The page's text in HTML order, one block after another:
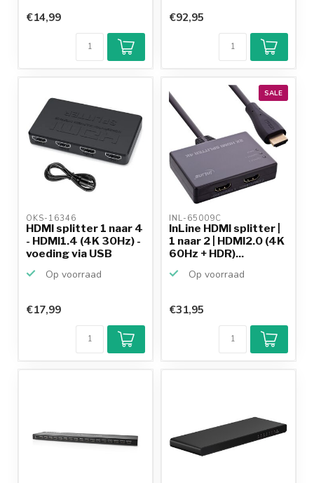
€14,99 €92,95
OKS-16346
HDMI splitter 1 naar 4
- HDMI1.4 (4K 30Hz) -
voeding via USB
Op voorraad
€17,99
SALE
INL-65009C
InLine HDMI splitter |
1 naar 2 | HDMI2.0 (4K
60Hz + HDR)...
Op voorraad
€31,95